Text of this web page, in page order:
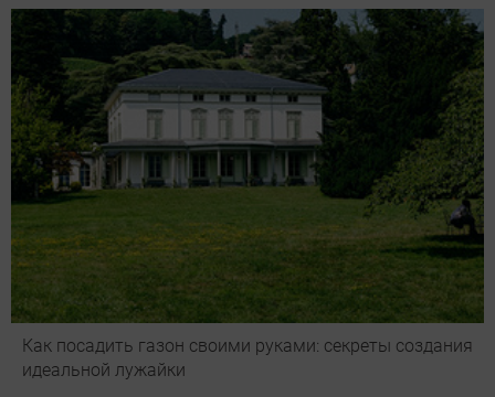
Как посадить газон своими руками: секреты создания
идеальной лужайки